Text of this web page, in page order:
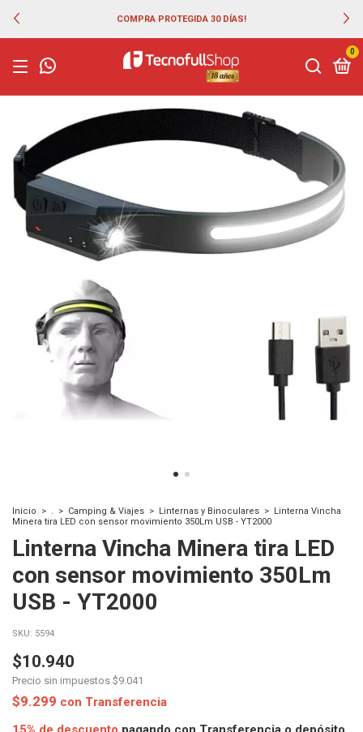
COMPRA PROTEGIDA 30 DÍAS!
0
Inicio > . > Camping & Viajes > Linternas y Binoculares >
Linterna Vincha
Minera tira LED con sensor movimiento 350Lm USB - YT2000
Linterna Vincha Minera tira LED
con sensor movimiento 350Lm
USB - YT2000
SKU: 5594
$10.940
Precio sin impuestos $9.041
$9.299 con Transferencia